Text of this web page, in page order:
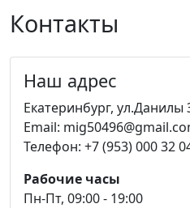
Контакты
Наш адрес
Екатеринбург, ул.Данилы
Email:
Телефон: +7 (953) 000 32
Рабочие часы
Пн-Пт, 09:00 - 19:00